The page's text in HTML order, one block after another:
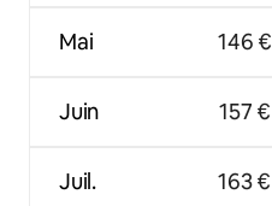
Mai
Juin
Juil.
146 €
157 €
163 €